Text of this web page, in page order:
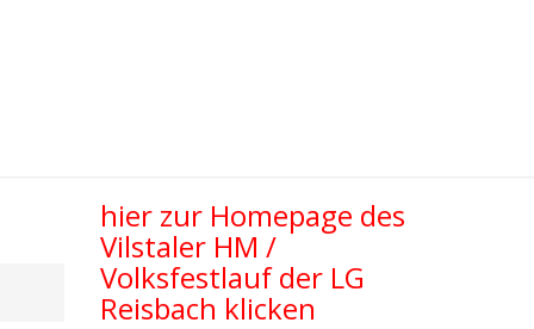
hier zur Homepage des
Vilstaler HM /
Volksfestlauf der LG
Reisbach klicken